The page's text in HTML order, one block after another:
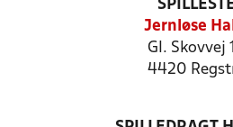
Jernløse
Gl. Skovvej
4420